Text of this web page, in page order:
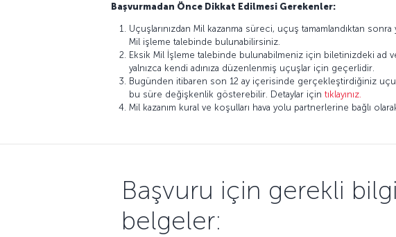
Başvurmadan Önce Dikkat Edilmesi Gerekenler:
Uçuşlarınızdan Mil kazanma süreci, uçuş tamamlandıktan
Mil işleme talebinde bulunabilirsiniz.
Eksik Mil İşleme talebinde bulunabilmeniz için biletinizdeki ad
yalnızca kendi adınıza düzenlenmiş uçuşlar için geçerlidir.
Bugünden itibaren son 12 ay içerisinde gerçekleştirdiğiniz
bu süre değişkenlik gösterebilir. Detaylar için tıklayınız.
Mil kazanım kural ve koşulları hava yolu partnerlerine bağlı
Başvuru için gerekli
belgeler: